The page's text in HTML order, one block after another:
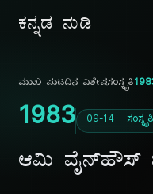
ಕನ್ನಡ ನುಡಿ
ಮುಖ ಪುಟದಿನ ವಿಶೇಷಸಂಸ್ಕೃತಿ
1983 09-14 · ಸಂಸ್ಕೃತಿ
ಆಮಿ ವೈನ್‌ಹೌಸ್